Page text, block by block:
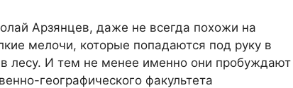
Арзянцев, даже не всегда похожи на
мелочи, которые попадаются под руку в
лесу. И тем не менее именно они пробуждают
географического факультета